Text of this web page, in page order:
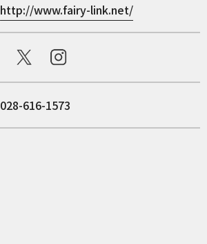
http://www.fairy-link.net/
028-616-1573